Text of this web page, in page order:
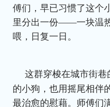
傅们，早已习惯了这个
里分出一份——一块温
喂，日复一日。
这群穿梭在城市街
的小狗，也用摇尾相伴
最治愈的慰藉。师傅们